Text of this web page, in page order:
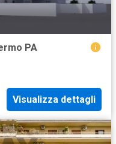
PA
Visualizza dettagli